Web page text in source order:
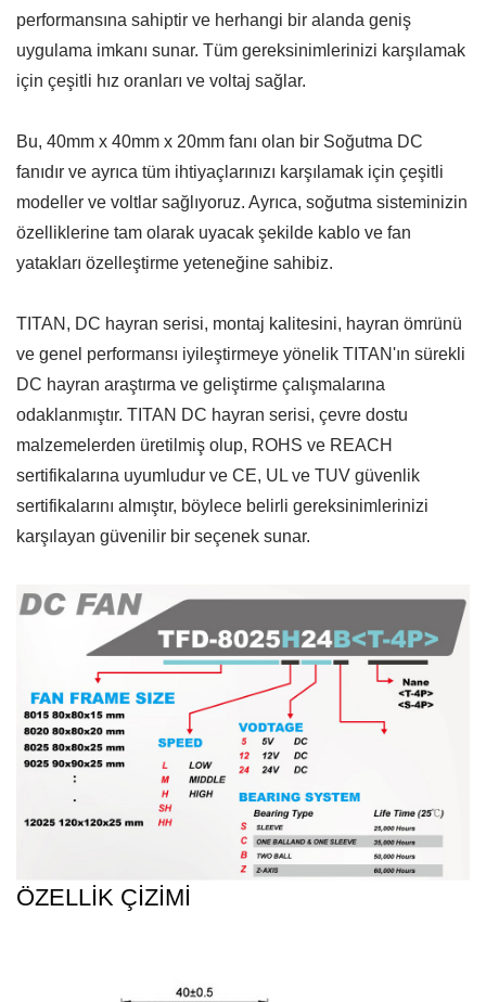
performansına sahiptir ve herhangi bir alanda geniş
uygulama imkanı sunar. Tüm gereksinimlerinizi karşılamak
için çeşitli hız oranları ve voltaj sağlar.
Bu, 40mm x 40mm x 20mm fanı olan bir Soğutma DC
fanıdır ve ayrıca tüm ihtiyaçlarınızı karşılamak için çeşitli
modeller ve voltlar sağlıyoruz. Ayrıca, soğutma sisteminizin
özelliklerine tam olarak uyacak şekilde kablo ve fan
yatakları özelleştirme yeteneğine sahibiz.
TITAN, DC hayran serisi, montaj kalitesini, hayran ömrünü
ve genel performansı iyileştirmeye yönelik TITAN'ın sürekli
DC hayran araştırma ve geliştirme çalışmalarına
odaklanmıştır. TITAN DC hayran serisi, çevre dostu
malzemelerden üretilmiş olup, ROHS ve REACH
sertifikalarına uyumludur ve CE, UL ve TUV güvenlik
sertifikalarını almıştır, böylece belirli gereksinimlerinizi
karşılayan güvenilir bir seçenek sunar.
ÖZELLİK ÇİZİMİ